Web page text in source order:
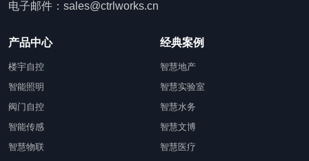
电子邮件：sales@ctrlworks.cn
产品中心
楼宇自控
智能照明
阀门自控
智能传感
智慧物联
经典案例
智慧地产
智慧实验室
智慧水务
智慧文博
智慧医疗